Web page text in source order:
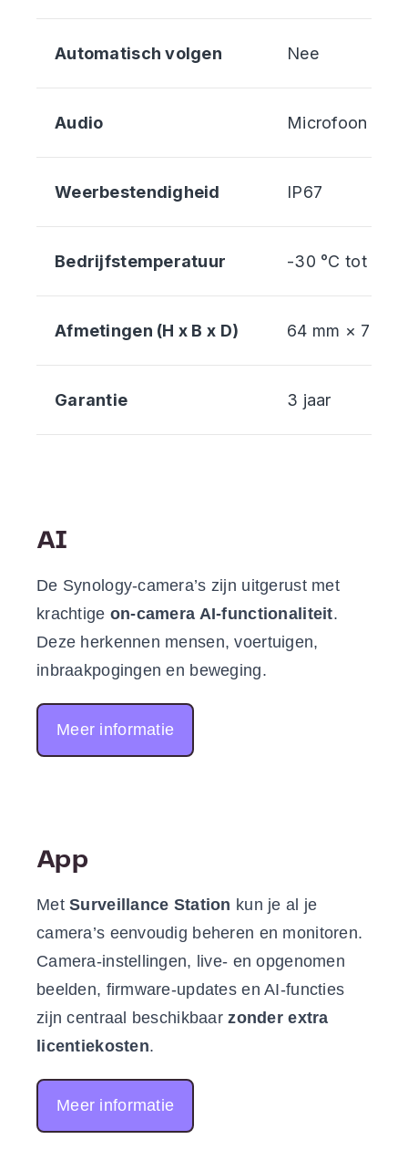
Automatisch volgen Nee
Audio Microfoon
Weerbestendigheid IP67
Bedrijfstemperatuur -30 °C tot 60
Afmetingen (H x B x D) 64 mm × 70
Garantie 3 jaar
AI
De Synology-camera’s zijn uitgerust met
krachtige on-camera AI-functionaliteit.
Deze herkennen mensen, voertuigen,
inbraakpogingen en beweging.
Meer informatie
App
MetSurveillance Station kun je al je
camera’s eenvoudig beheren en monitoren.
Camera-instellingen, live- en opgenomen
beelden, firmware-updates en AI-functies
zijn centraal beschikbaarzonder extra
licentiekosten.
Meer informatie